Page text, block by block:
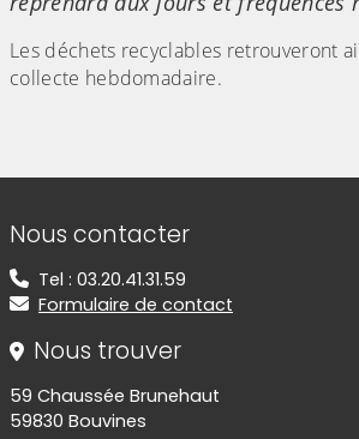
Les déchets recyclables retrouveront
collecte hebdomadaire.
Informations de contact
Nous contacter
Tel : 03.20.41.31.59
Formulaire de contact
Nous trouver
59 Chaussée Brunehaut
59830 Bouvines